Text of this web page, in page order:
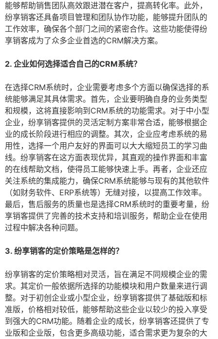
能够帮助销售团队高效跟进潜在客户，提高转化率。此外，
纷享销客还具备项目管理和团队协作功能，能够提升团队的
工作效率，确保各个部门之间的紧密合作。这些功能使得纷
享销客成为了众多企业首选的CRM解决方案。
2. 企业如何选择适合自己的CRM系统？
在选择CRM系统时，企业需要考虑多个方面以确保选择的系
统能够满足其具体需求。首先，企业要明确自身的业务类型
和规模，这将直接影响到CRM系统的功能需求。对于中小型
企业，纷享销客提供的灵活定制方案非常合适，能够根据企
业的成长阶段进行相应的调整。其次，企业应考虑系统的易
用性，选择一个用户友好的界面可以大大缩短员工的学习曲
线。纷享销客在这方面表现优异，其直观的操作界面和丰富
的在线帮助文档，使得员工能够快速上手。再者，企业还应
关注系统的集成能力，确保CRM系统能够与现有的其他软件
（如财务软件、ERP系统等）无缝对接，以提高工作效率。
最后，售后服务的质量也是选择CRM系统时的重要考量，纷
享销客提供了完善的技术支持和培训服务，帮助企业在使用
过程中解决各种问题。
3. 纷享销客的定价策略是怎样的？
纷享销客的定价策略相对灵活，旨在满足不同规模企业的需
求。其定价一般依据所选择的功能模块和用户数量来进行调
整。对于初创企业或小型企业，纷享销客提供了基础版和标
准版，价格相对较低，能够帮助这些企业以较少的投入享受
到强大的CRM功能。随着企业的成长，纷享销客还提供了专
业版和企业版，包含更多高级功能，适合需求更为复杂的大